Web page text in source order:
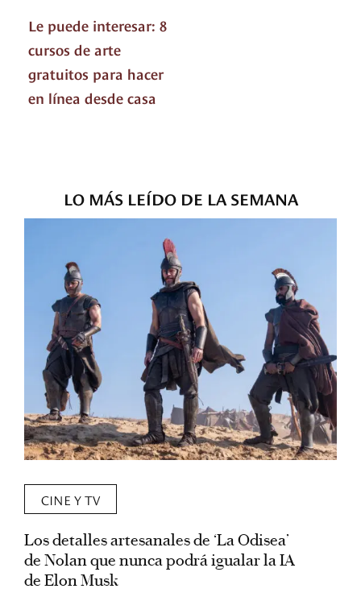
Le puede interesar: 8
cursos de arte
gratuitos para hacer
en línea desde casa
LO MÁS LEÍDO DE LA SEMANA
CINE Y TV
Los detalles artesanales de ‘La Odisea’
de Nolan que nunca podrá igualar la IA
de Elon Musk